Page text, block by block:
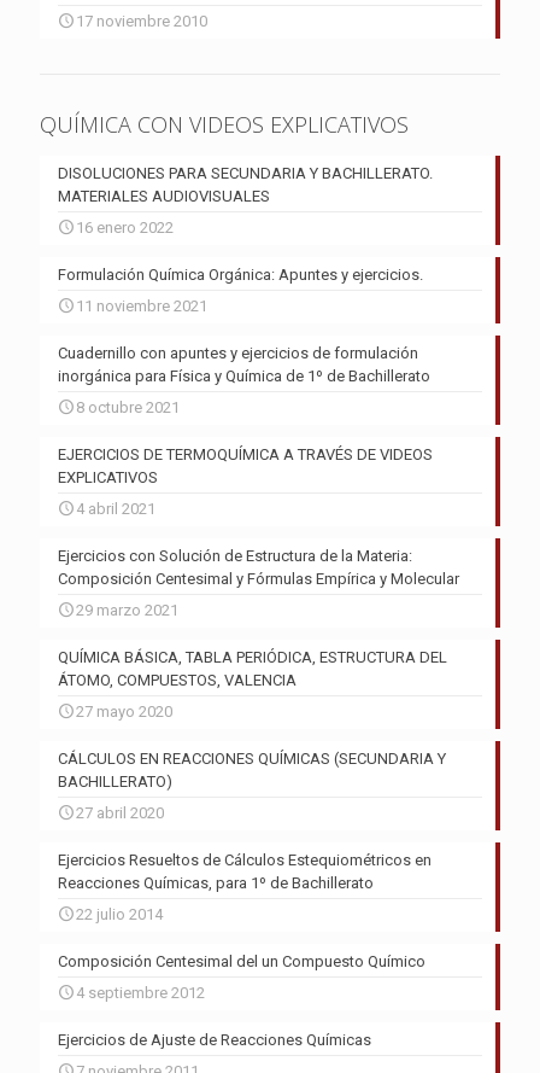
17 noviembre 2010
QUÍMICA CON VIDEOS EXPLICATIVOS
DISOLUCIONES PARA SECUNDARIA Y BACHILLERATO.
MATERIALES AUDIOVISUALES
16 enero 2022
Formulación Química Orgánica: Apuntes y ejercicios.
11 noviembre 2021
Cuadernillo con apuntes y ejercicios de formulación
inorgánica para Física y Química de 1º de Bachillerato
8 octubre 2021
EJERCICIOS DE TERMOQUÍMICA A TRAVÉS DE VIDEOS
EXPLICATIVOS
4 abril 2021
Ejercicios con Solución de Estructura de la Materia:
Composición Centesimal y Fórmulas Empírica y Molecular
29 marzo 2021
QUÍMICA BÁSICA, TABLA PERIÓDICA, ESTRUCTURA DEL
ÁTOMO, COMPUESTOS, VALENCIA
27 mayo 2020
CÁLCULOS EN REACCIONES QUÍMICAS (SECUNDARIA Y
BACHILLERATO)
27 abril 2020
Ejercicios Resueltos de Cálculos Estequiométricos en
Reacciones Químicas, para 1º de Bachillerato
22 julio 2014
Composición Centesimal del un Compuesto Químico
4 septiembre 2012
Ejercicios de Ajuste de Reacciones Químicas